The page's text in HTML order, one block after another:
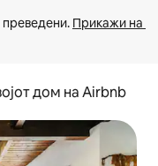
Прикажи на
дом на Airbnb